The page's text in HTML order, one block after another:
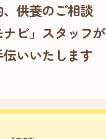
供養のご相談
ナビ」スタッフが
いいたします